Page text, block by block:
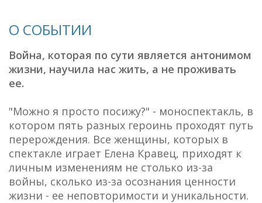
О СОБЫТИИ
Война, которая по сути является антонимом
жизни, научила нас жить, а не проживать
ее.
"Можно я просто посижу?" - моноспектакль, в
котором пять разных героинь проходят путь
перерождения. Все женщины, которых в
спектакле играет Елена Кравец, приходят к
личным изменениям не столько из-за
войны, сколько из-за осознания ценности
жизни - ее неповторимости и уникальности.